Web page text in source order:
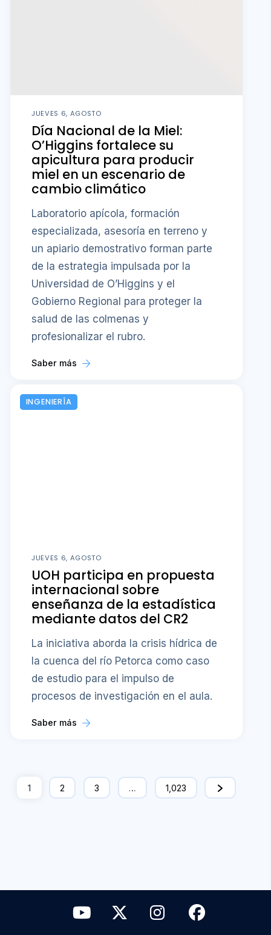
JUEVES 6, AGOSTO
Día Nacional de la Miel:
O’Higgins fortalece su
apicultura para producir
miel en un escenario de
cambio climático
Laboratorio apícola, formación
especializada, asesoría en terreno y
un apiario demostrativo forman parte
de la estrategia impulsada por la
Universidad de O’Higgins y el
Gobierno Regional para proteger la
salud de las colmenas y
profesionalizar el rubro.
Saber más
INGENIERÍA
JUEVES 6, AGOSTO
UOH participa en propuesta
internacional sobre
enseñanza de la estadística
mediante datos del CR2
La iniciativa aborda la crisis hídrica de
la cuenca del río Petorca como caso
de estudio para el impulso de
procesos de investigación en el aula.
Saber más
1 2 3 … 1,023